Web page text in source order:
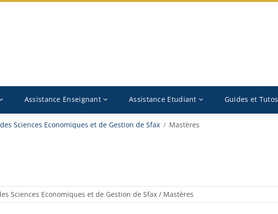
Assistance Enseignant Assistance Etudiant Guides et Tutos
Sciences Economiques et de Gestion de Sfax Mastères
Catégories de cours